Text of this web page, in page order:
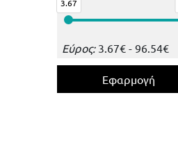
3.67
Εύρος: 3.67€ -96.54€